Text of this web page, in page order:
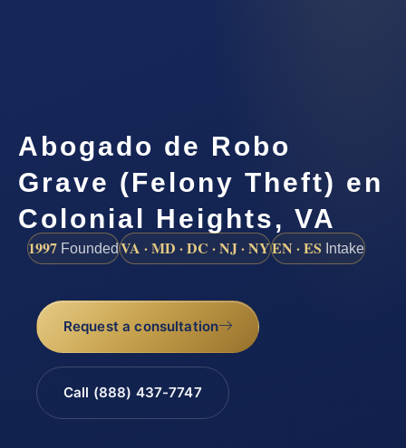
Abogado de Robo
Grave (Felony Theft) en
Colonial Heights, VA
1997 FoundedVA · MD · DC · NJ · NYEN · ES Intake
Request a consultation
Call (888) 437-7747